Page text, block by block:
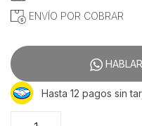
ENVÍO POR COBRAR
Hasta 12 pagos sin